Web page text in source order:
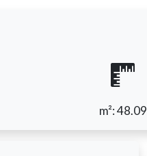
m²: 48.09